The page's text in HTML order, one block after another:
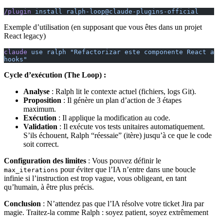
/plugin install ralph-loop@claude-plugins-official
Exemple d’utilisation (en supposant que vous êtes dans un projet
React legacy)
claude use ralph "Refactorizar este componente React a
hooks"
Cycle d’exécution (The Loop) :
Analyse : Ralph lit le contexte actuel (fichiers, logs Git).
Proposition : Il génère un plan d’action de 3 étapes
maximum.
Exécution : Il applique la modification au code.
Validation : Il exécute vos tests unitaires automatiquement.
S’ils échouent, Ralph “réessaie” (itère) jusqu’à ce que le code
soit correct.
Configuration des limites : Vous pouvez définir le
max_iterations pour éviter que l’IA n’entre dans une boucle
infinie si l’instruction est trop vague, vous obligeant, en tant
qu’humain, à être plus précis.
Conclusion : N’attendez pas que l’IA résolve votre ticket Jira par
magie. Traitez-la comme Ralph : soyez patient, soyez extrêmement